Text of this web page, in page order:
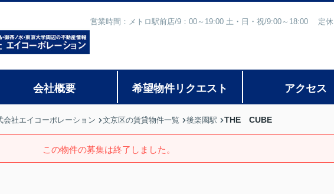
営業時間：メトロ駅前店/9：00～19:00 土・日・祝/9:00～18:00 定
会社概要 希望物件リクエスト アクセス
社エイコーポレーション 文京区の賃貸物件一覧 後楽園駅 THE CUBE
この物件の募集は終了しました。